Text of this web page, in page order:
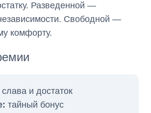
Разведенной —
Свободной —
комфорту.
слава и достаток
тайный бонус